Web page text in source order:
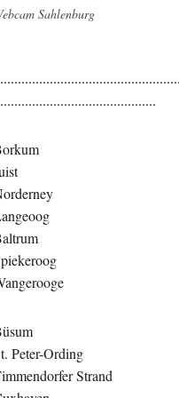
Sahlenburg
Peter-Ording
Strand